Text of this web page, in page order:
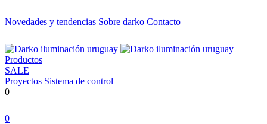
Novedades y tendencias Sobre darko Contacto
Productos
SALE
Proyectos Sistema de control
0
0